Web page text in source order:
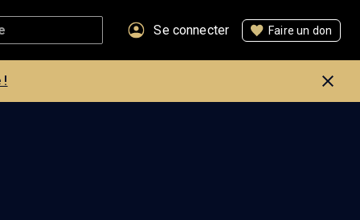
Se connecter Faire un don
!